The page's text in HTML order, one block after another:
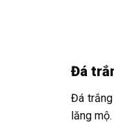
Đá
Đá trắng
lăng